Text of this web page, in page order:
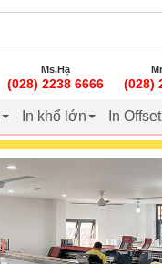
Ms.Hạ
(028) 2238 6666 (028)
In khổ lớn In